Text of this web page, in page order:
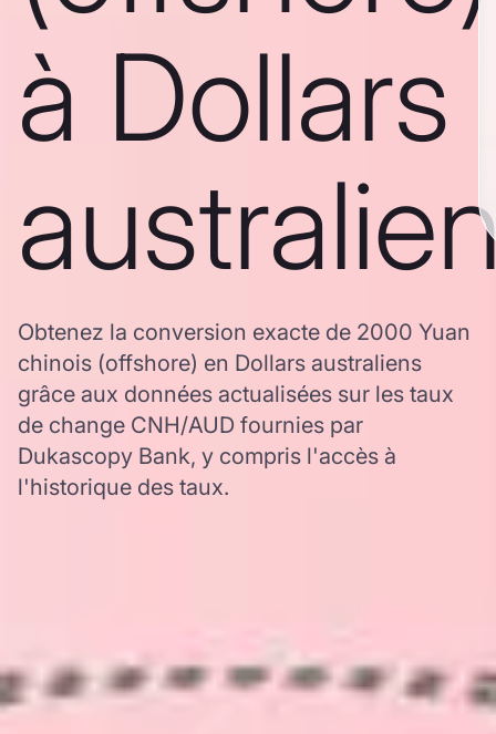
à Dollars
Obtenez la conversion exacte de 2000 Yuan
chinois (offshore) en Dollars australiens
grâce aux données actualisées sur les taux
de change CNH/AUD fournies par
Dukascopy Bank, y compris l'accès à
l'historique des taux.